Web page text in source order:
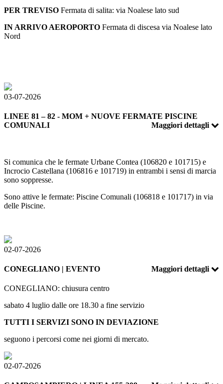
PER TREVISO Fermata di salita: via Noalese lato sud
IN ARRIVO AEROPORTO Fermata di discesa via Noalese lato
Nord
03-07-2026
LINEE 81 – 82 - MOM + NUOVE FERMATE PISCINE
COMUNALI
Maggiori dettagli
Si comunica che le fermate Urbane Contea (106820 e 101715) e
Incrocio Castellana (106816 e 101719) in entrambi i sensi di marcia
sono soppresse.
Sono attive le fermate: Piscine Comunali (106818 e 101717) in via
delle Piscine.
02-07-2026
CONEGLIANO | EVENTO Maggiori dettagli
CONEGLIANO: chiusura centro
sabato 4 luglio dalle ore 18.30 a fine servizio
TUTTI I SERVIZI SONO IN DEVIAZIONE
seguono i percorsi come nei giorni di mercato.
02-07-2026